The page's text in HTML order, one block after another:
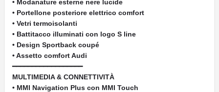
• Modanature esterne nere lucide
• Portellone posteriore elettrico comfort
• Vetri termoisolanti
• Battitacco illuminati con logo S line
• Design Sportback coupé
• Assetto comfort Audi
━━━━━━━━━━━━━━━━━━
MULTIMEDIA & CONNETTIVITÀ
• MMI Navigation Plus con MMI Touch